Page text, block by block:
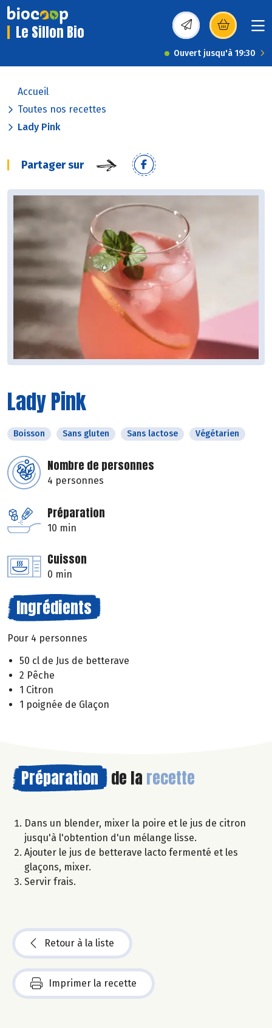
Le Sillon Bio (s’ouvre dans une
Ouvert jusqu'à 19:30
Accueil
Toutes nos recettes
Lady Pink
Partager sur
Lady Pink
Boisson Sans gluten Sans lactose Végétarien
Nombre de personnes
4 personnes
Préparation
10 min
Cuisson
0 min
Ingrédients
Pour 4 personnes
50 cl de Jus de betterave
2 Pêche
1 Citron
1 poignée de Glaçon
Préparation de la recette
Dans un blender, mixer la poire et le jus de citron
jusqu'à l'obtention d'un mélange lisse.
Ajouter le jus de betterave lacto fermenté et les
glaçons, mixer.
Servir frais.
Retour à la liste
Imprimer la recette